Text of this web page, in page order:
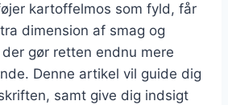
kartoffelmos som fyld, får
dimension af smag og
gør retten endnu mere
Denne artikel vil guide dig
samt give dig indsigt